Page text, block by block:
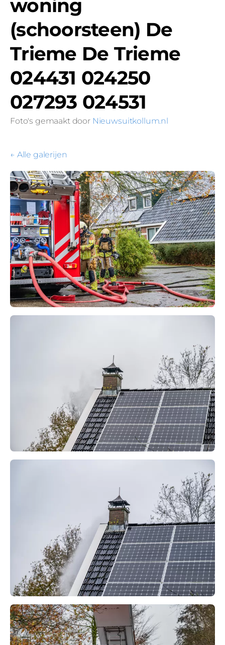
woning
(schoorsteen) De
Trieme De Trieme
024431 024250
027293 024531
Foto's gemaakt door Nieuwsuitkollum.nl
Alle galerijen